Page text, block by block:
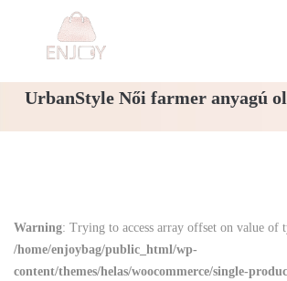
UrbanStyle Női farmer anyagú
Warning: Trying to access array offset on value of
/home/enjoybag/public_html/wp-
content/themes/helas/woocommerce/single-